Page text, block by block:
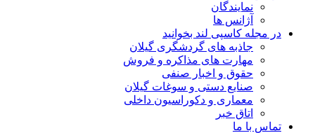
نمایندگان
آژانس ها
در مجله کاسپی لند بخوانید
جاذبه های گردشگری گیلان
مهارت های مذاکره و فروش
حقوق و اخبار صنفی
صنایع دستی و سوغات گیلان
معماری و دکوراسیون داخلی
اتاق خبر
تماس با ما